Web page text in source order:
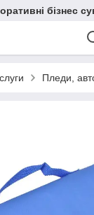
бізнес
Пледи,